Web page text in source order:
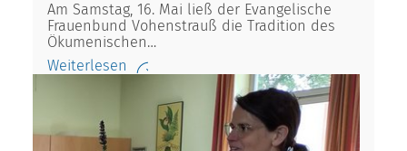
Am Samstag, 16. Mai ließ der Evangelische
Frauenbund Vohenstrauß die Tradition des
Ökumenischen…
Weiterlesen